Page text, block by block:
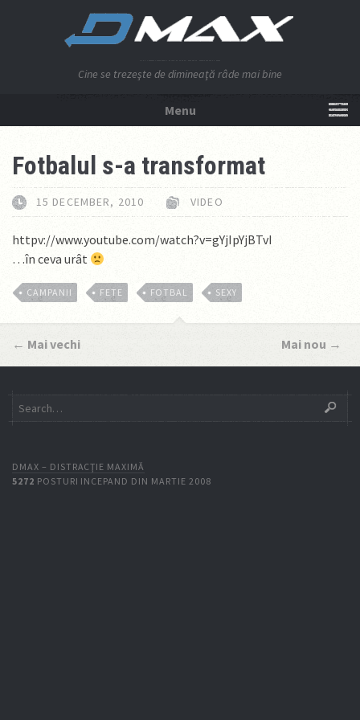
Cine se trezeşte de dimineaţă râde mai bine
Menu
Fotbalul s-a transformat
15 DECEMBER, 2010 VIDEO
httpv://www.youtube.com/watch?v=gYjIpYjBTvI
…în ceva urât
CAMPANII FETE FOTBAL SEXY
← Mai vechi Mai nou →
DMAX – DISTRACŢIE MAXIMĂ
5272 POSTURI INCEPAND DIN MARTIE 2008